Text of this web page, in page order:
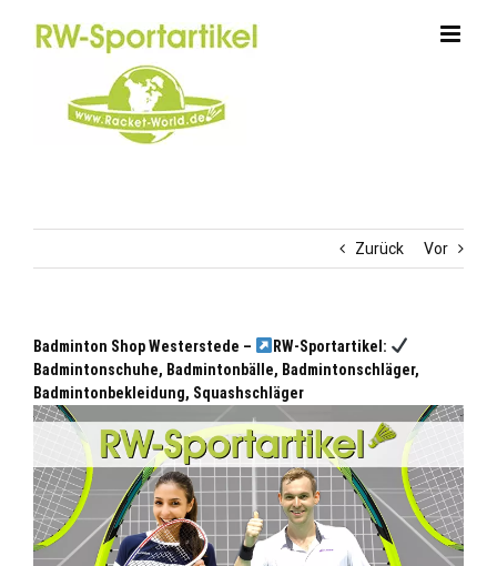
Zurück Vor
Badminton Shop Westerstede –
RW-Sportartikel:
Badmintonschuhe, Badmintonbälle, Badmintonschläger,
Badmintonbekleidung, Squashschläger